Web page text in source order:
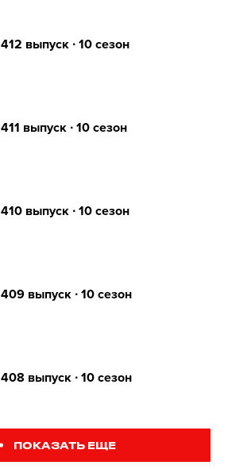
412 выпуск ∙ 10 сезон
411 выпуск ∙ 10 сезон
410 выпуск ∙ 10 сезон
409 выпуск ∙ 10 сезон
408 выпуск ∙ 10 сезон
ПОКАЗАТЬ ЕЩЕ